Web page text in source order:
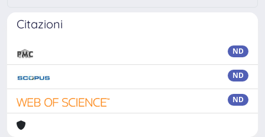
Citazioni
ND
ND
ND